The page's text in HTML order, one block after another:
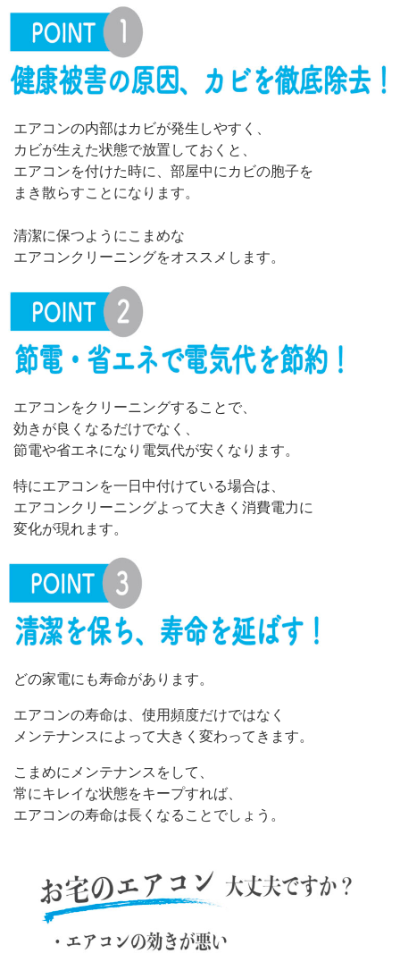
エアコンの内部はカビが発生しやすく、
カビが生えた状態で放置しておくと、
エアコンを付けた時に、部屋中にカビの胞子を
まき散らすことになります。
清潔に保つようにこまめな
エアコンクリーニングをオススメします。
エアコンをクリーニングすることで、
効きが良くなるだけでなく、
節電や省エネになり電気代が安くなります。
特にエアコンを一日中付けている場合は、
エアコンクリーニングよって大きく消費電力に
変化が現れます。
どの家電にも寿命があります。
エアコンの寿命は、使用頻度だけではなく
メンテナンスによって大きく変わってきます。
こまめにメンテナンスをして、
常にキレイな状態をキープすれば、
エアコンの寿命は長くなることでしょう。